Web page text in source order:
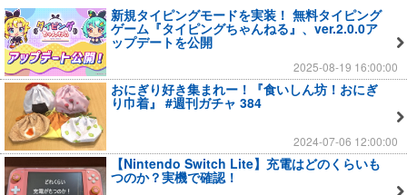
新規タイピングモードを実装！ 無料タイピング
ゲーム『タイピングちゃんねる』、ver.2.0.0ア
ップデートを公開
2025-08-19 16:00:00
おにぎり好き集まれー！『食いしん坊！おにぎ
り巾着』 #週刊ガチャ 384
2024-07-06 12:00:00
【Nintendo Switch Lite】充電はどのくらいも
つのか？実機で確認！